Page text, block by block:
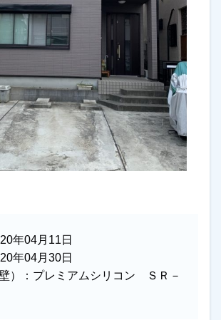
年04月11日
年04月30日
）： プレミアムシリコン ＳＲ－